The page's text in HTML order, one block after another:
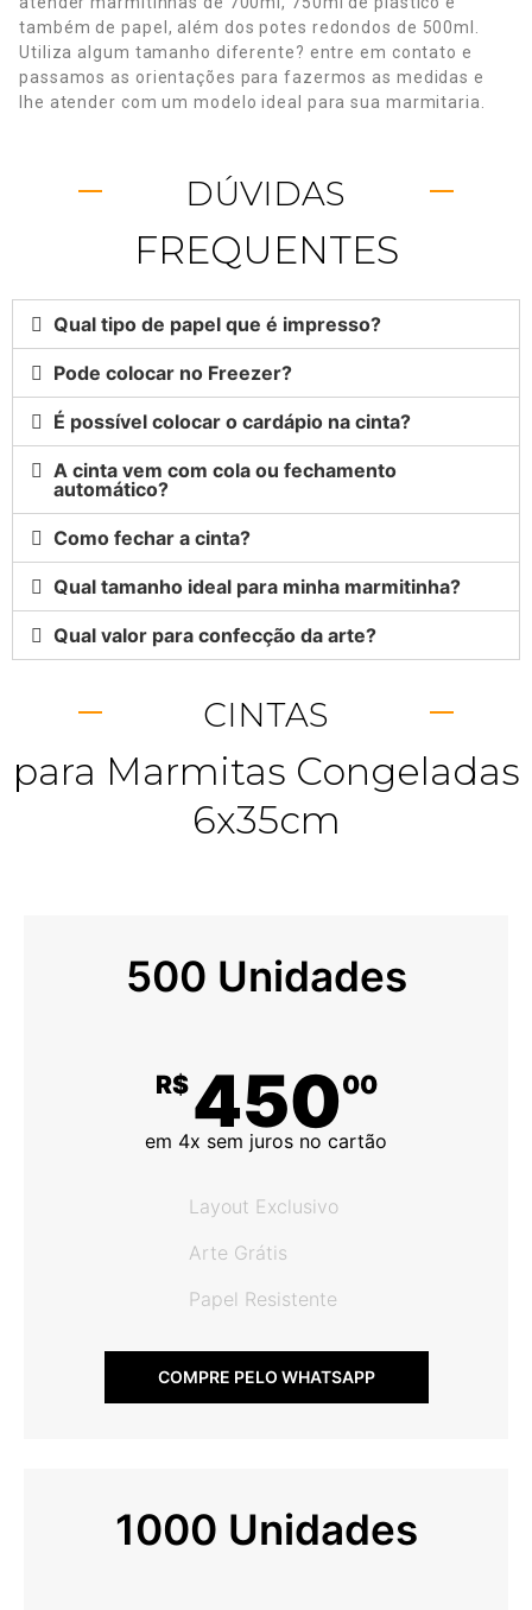
também de papel, além dos potes redondos de 500ml.
Utiliza algum tamanho diferente? entre em contato e
passamos as orientações para fazermos as medidas e
lhe atender com um modelo ideal para sua marmitaria.
DÚVIDAS
FREQUENTES
Qual tipo de papel que é impresso?
Pode colocar no Freezer?
É possível colocar o cardápio na cinta?
A cinta vem com cola ou fechamento
automático?
Como fechar a cinta?
Qual tamanho ideal para minha marmitinha?
Qual valor para confecção da arte?
CINTAS
para Marmitas Congeladas
6x35cm
500 Unidades
R$ 45000
em 4x sem juros no cartão
Layout Exclusivo
Arte Grátis
Papel Resistente
COMPRE PELO WHATSAPP
1000 Unidades